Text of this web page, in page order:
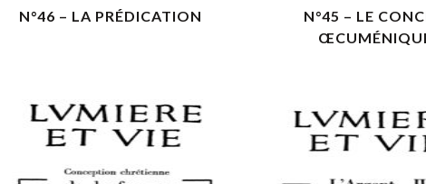
N°46 – LA PRÉDICATION
N°45 – LE